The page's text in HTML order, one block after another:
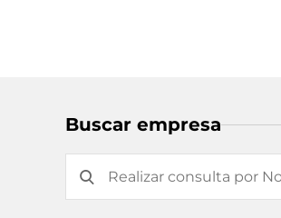
Buscar empresa